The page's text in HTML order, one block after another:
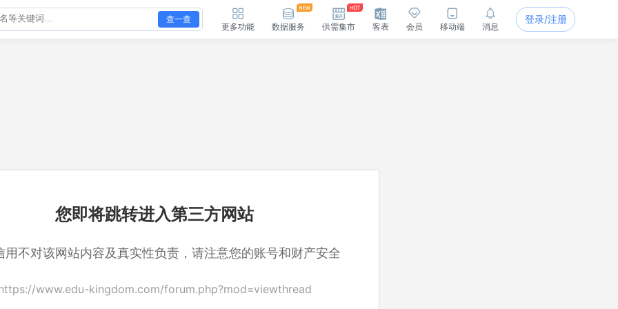
查一查
更多功能 数据服务 供需集市 客表 会员 移动端 消息
登录/注册
您即将跳转进入第三方网站
用不对该网站内容及真实性负责，请注意您的账号和财产安全
www.edu-kingdom.com/forum.php?mod=viewthread